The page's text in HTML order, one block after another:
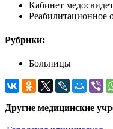
Кабинет
Реабилитационное
Рубрики:
Больницы
Другие медицинские